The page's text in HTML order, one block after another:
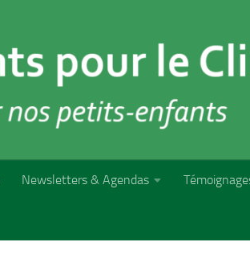
Newsletters & Agendas